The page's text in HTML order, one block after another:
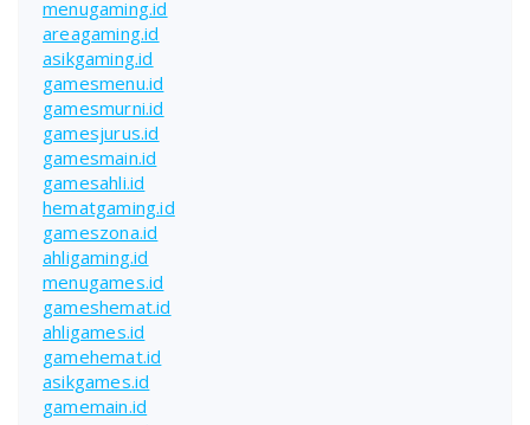
menugaming.id
areagaming.id
asikgaming.id
gamesmenu.id
gamesmurni.id
gamesjurus.id
gamesmain.id
gamesahli.id
hematgaming.id
gameszona.id
ahligaming.id
menugames.id
gameshemat.id
ahligames.id
gamehemat.id
asikgames.id
gamemain.id